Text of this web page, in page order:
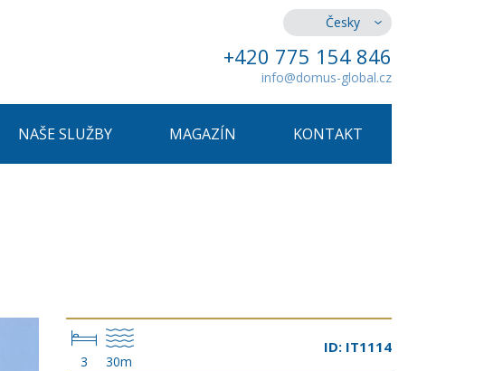
Česky
+420 775 154 846
info@domus-global.cz
NAŠE SLUŽBY MAGAZÍN KONTAKT
3 30m
ID: IT1114